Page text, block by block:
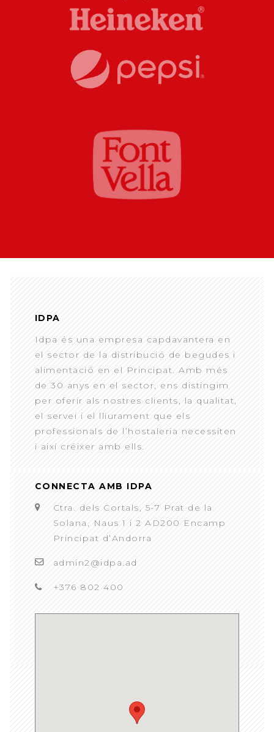
IDPA
Idpa és una empresa capdavantera en
el sector de la distribució de begudes i
alimentació en el Principat. Amb més
de 30 anys en el sector, ens distingim
per oferir als nostres clients, la qualitat,
el servei i el lliurament que els
professionals de l’hostaleria necessiten
i així créixer amb ells.
CONNECTA AMB IDPA
Ctra. dels Cortals, 5-7 Prat de la
Solana, Naus 1 i 2 AD200 Encamp
Principat d’Andorra
admin2@idpa.ad
+376 802 400